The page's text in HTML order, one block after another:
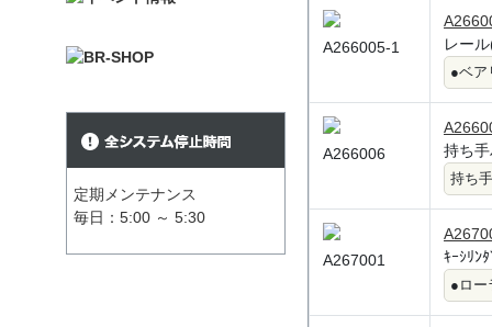
定期メンテナンス
毎日：5:00 ～ 5:30
A266005-1
レー
●ベア
A266006
持ち
持ち
A267001
ｷｰｼﾘﾝ
●ロー